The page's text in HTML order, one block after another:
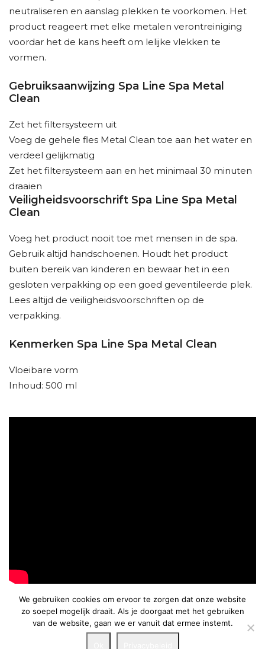
neutraliseren en aanslag plekken te voorkomen. Het
product reageert met elke metalen verontreiniging
voordar het de kans heeft om lelijke vlekken te
vormen.
Gebruiksaanwijzing Spa Line Spa Metal
Clean
Zet het filtersysteem uit
Voeg de gehele fles Metal Clean toe aan het water en
verdeel gelijkmatig
Zet het filtersysteem aan en het minimaal 30 minuten
draaien
Veiligheidsvoorschrift Spa Line Spa Metal
Clean
Voeg het product nooit toe met mensen in de spa.
Gebruik altijd handschoenen. Houdt het product
buiten bereik van kinderen en bewaar het in een
gesloten verpakking op een goed geventileerde plek.
Lees altijd de veiligheidsvoorschriften op de
verpakking.
Kenmerken Spa Line Spa Metal Clean
Vloeibare vorm
Inhoud: 500 ml
© Spacenter 2026
We gebruiken cookies om ervoor te zorgen dat onze website
zo soepel mogelijk draait. Als je doorgaat met het gebruiken
van de website, gaan we er vanuit dat ermee instemt.